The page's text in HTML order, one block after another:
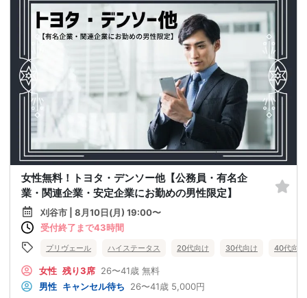
女性無料！トヨタ・デンソー他【公務員・有名企
業・関連企業・安定企業にお勤めの男性限定】
刈谷市 | 8月10日(月) 19:00〜
受付終了まで43時間
プリヴェール ハイステータス 20代向け 30代向け 40代向け
女性 残り3席 26〜41歳 無料
男性 キャンセル待ち 26〜41歳 5,000円